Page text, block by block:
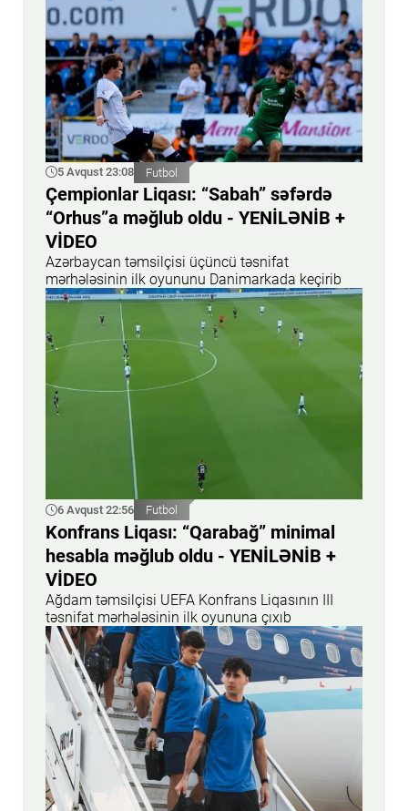
5 Avqust 23:08 Futbol
Çempionlar Liqası: “Sabah” səfərdə
“Orhus”a məğlub oldu - YENİLƏNİB +
VİDEO
Azərbaycan təmsilçisi üçüncü təsnifat
mərhələsinin ilk oyununu Danimarkada keçirib
6 Avqust 22:56 Futbol
Konfrans Liqası: “Qarabağ” minimal
hesabla məğlub oldu - YENİLƏNİB +
VİDEO
Ağdam təmsilçisi UEFA Konfrans Liqasının III
təsnifat mərhələsinin ilk oyununa çıxıb